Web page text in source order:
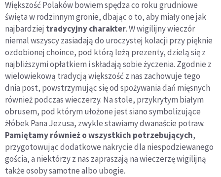
Większość Polaków bowiem spędza co roku grudniowe
święta w rodzinnym gronie, dbając o to, aby miały one jak
najbardziej tradycyjny charakter. W wigilijny wieczór
niemal wszyscy zasiadają do uroczystej kolacji przy pięknie
ozdobionej choince, pod którą leżą prezenty, dzielą się z
najbliższymi opłatkiem i składają sobie życzenia. Zgodnie z
wielowiekową tradycją większość z nas zachowuje tego
dnia post, powstrzymując się od spożywania dań mięsnych
również podczas wieczerzy. Na stole, przykrytym białym
obrusem, pod którym ułożone jest siano symbolizujące
żłóbek Pana Jezusa, zwykle stawiamy dwanaście potraw.
Pamiętamy również o wszystkich potrzebujących,
przygotowując dodatkowe nakrycie dla niespodziewanego
gościa, a niektórzy z nas zapraszają na wieczerzę wigilijną
także osoby samotne albo ubogie.